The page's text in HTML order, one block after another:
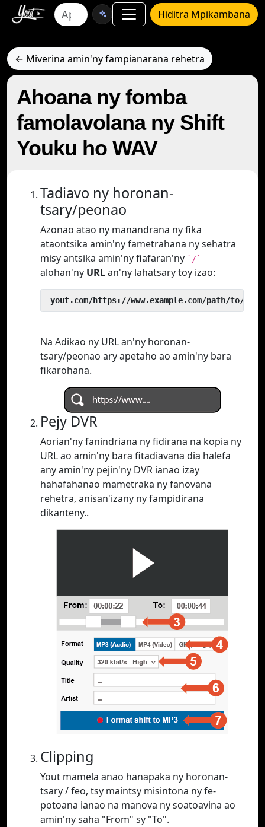
Hiditra Mpikambana
← Miverina amin'ny fampianarana rehetra
Ahoana ny fomba
famolavolana ny Shift
Youku ho WAV
Tadiavo ny horonan-
tsary/peonao
Azonao atao ny manandrana ny fika
ataontsika amin'ny fametrahana ny sehatra
misy antsika amin'ny fiafaran'ny `/`
alohan'ny URLan'ny lahatsary toy izao:
yout.com/https://www.example.com/path/to/
Na Adikao ny URL an'ny horonan-
tsary/peonao ary apetaho ao amin'ny bara
fikarohana.
Pejy DVR
Aorian'ny fanindriana ny fidirana na kopia ny
URL ao amin'ny bara fitadiavana dia halefa
any amin'ny pejin'ny DVR ianao izay
hahafahanao mametraka ny fanovana
rehetra, anisan'izany ny fampidirana
dikanteny..
Clipping
Yout mamela anao hanapaka ny horonan-
tsary / feo, tsy maintsy misintona ny fe-
potoana ianao na manova ny soatoavina ao
amin'ny saha "From" sy "To".